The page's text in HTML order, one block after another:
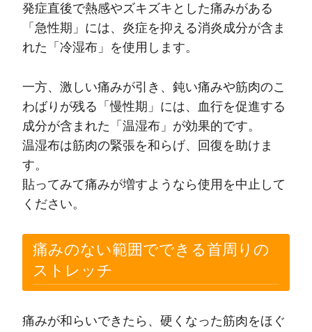
発症直後で熱感やズキズキとした痛みがある
「急性期」には、炎症を抑える消炎成分が含ま
れた「冷湿布」を使用します。
一方、激しい痛みが引き、鈍い痛みや筋肉のこ
わばりが残る「慢性期」には、血行を促進する
成分が含まれた「温湿布」が効果的です。
温湿布は筋肉の緊張を和らげ、回復を助けま
す。
貼ってみて痛みが増すようなら使用を中止して
ください。
痛みのない範囲でできる首周りの
ストレッチ
痛みが和らいできたら、硬くなった筋肉をほぐ